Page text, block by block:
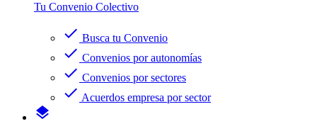
Tu Convenio Colectivo
check Busca tu Convenio
check Convenios por autonomías
check Convenios por sectores
check Acuerdos empresa por sector
layers